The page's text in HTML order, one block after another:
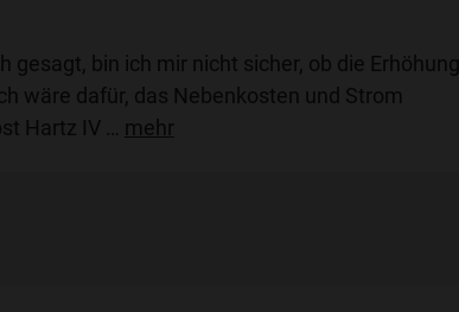
gesagt, bin ich mir nicht sicher, ob die Erhöhung
wäre dafür, das Nebenkosten und Strom
Hartz IV
mehr